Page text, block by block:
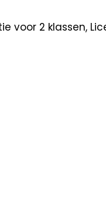
voor 2 klassen,